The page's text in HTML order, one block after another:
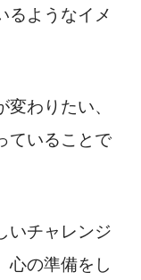
るようなイメ
わりたい、
ていることで
いチャレンジ
心の準備をし